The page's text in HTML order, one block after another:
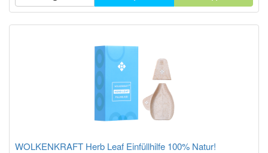
WOLKENKRAFT Herb Leaf Einfüllhilfe 100% Natur!